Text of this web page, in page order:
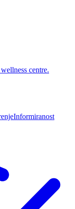
centre.
Informiranost